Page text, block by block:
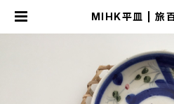
MIHK平皿 | 旅